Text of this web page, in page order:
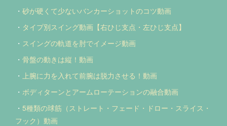
・ 砂が硬くて少ないバンカーショットのコツ動画
・ タイプ別スイング動画【右ひじ支点・左ひじ支点】
・ スイングの軌道を肘でイメージ動画
・ 骨盤の動きは縦！動画
・ 上腕に力を入れて前腕は脱力させる！動画
・ ボディターンとアームローテーションの融合動画
・ 5種類の球筋（ストレート・フェード・ドロー・スライス・
フック）動画